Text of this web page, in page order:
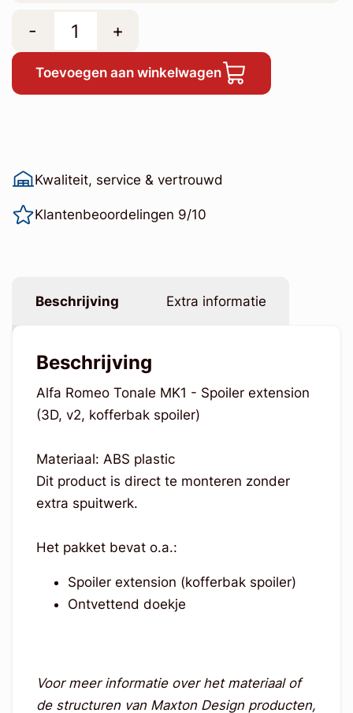
- +
Toevoegen aan winkelwagen
Kwaliteit, service & vertrouwd
Klantenbeoordelingen 9/10
Beschrijving Extra informatie
Beschrijving
Alfa Romeo Tonale MK1 - Spoiler extension
(3D, v2, kofferbak spoiler)
Materiaal: ABS plastic
Dit product is direct te monteren zonder
extra spuitwerk.
Het pakket bevat o.a.:
Spoiler extension (kofferbak spoiler)
Ontvettend doekje
Voor meer informatie over het materiaal of
de structuren van Maxton Design producten,